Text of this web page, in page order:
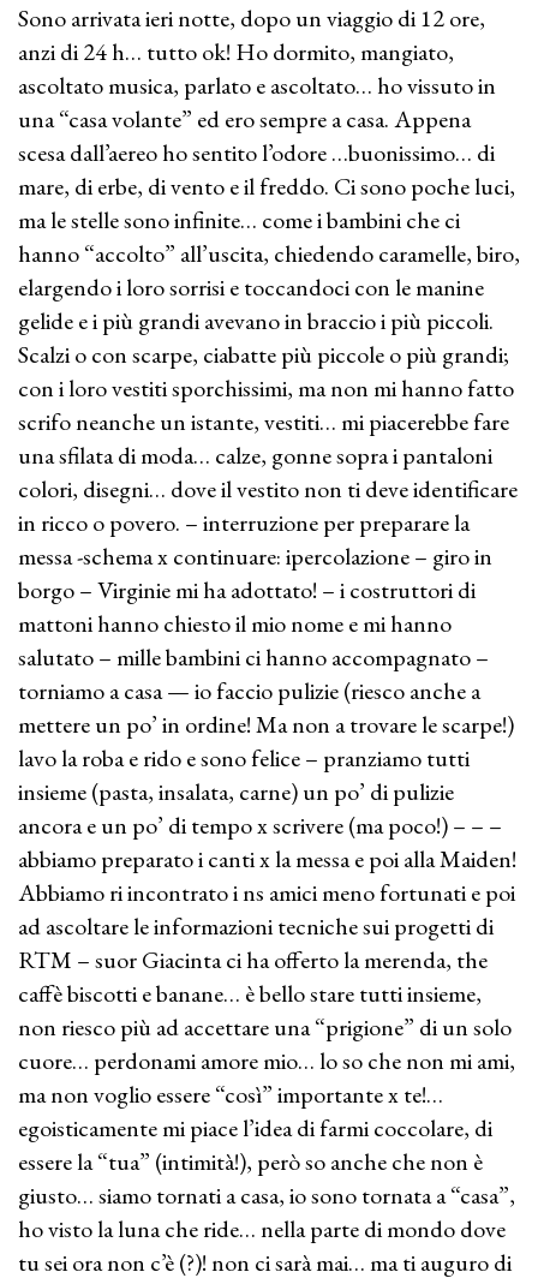
Sono arrivata ieri notte, dopo un viaggio di 12 ore,
anzi di 24 h… tutto ok! Ho dormito, mangiato,
ascoltato musica, parlato e ascoltato… ho vissuto in
una “casa volante” ed ero sempre a casa. Appena
scesa dall’aereo ho sentito l’odore …buonissimo… di
mare, di erbe, di vento e il freddo. Ci sono poche luci,
ma le stelle sono infinite… come i bambini che ci
hanno “accolto” all’uscita, chiedendo caramelle, biro,
elargendo i loro sorrisi e toccandoci con le manine
gelide e i più grandi avevano in braccio i più piccoli.
Scalzi o con scarpe, ciabatte più piccole o più grandi;
con i loro vestiti sporchissimi, ma non mi hanno fatto
scrifo neanche un istante, vestiti… mi piacerebbe fare
una sfilata di moda… calze, gonne sopra i pantaloni
colori, disegni… dove il vestito non ti deve identificare
in ricco o povero. – interruzione per preparare la
messa -schema x continuare: ipercolazione – giro in
borgo – Virginie mi ha adottato! – i costruttori di
mattoni hanno chiesto il mio nome e mi hanno
salutato – mille bambini ci hanno accompagnato –
torniamo a casa — io faccio pulizie (riesco anche a
mettere un po’ in ordine! Ma non a trovare le scarpe!)
lavo la roba e rido e sono felice – pranziamo tutti
insieme (pasta, insalata, carne) un po’ di pulizie
ancora e un po’ di tempo x scrivere (ma poco!) – – –
abbiamo preparato i canti x la messa e poi alla Maiden!
Abbiamo ri incontrato i ns amici meno fortunati e poi
ad ascoltare le informazioni tecniche sui progetti di
RTM – suor Giacinta ci ha offerto la merenda, the
caffè biscotti e banane… è bello stare tutti insieme,
non riesco più ad accettare una “prigione” di un solo
cuore… perdonami amore mio… lo so che non mi ami,
ma non voglio essere “così” importante x te!…
egoisticamente mi piace l’idea di farmi coccolare, di
essere la “tua” (intimità!), però so anche che non è
giusto… siamo tornati a casa, io sono tornata a “casa”,
ho visto la luna che ride… nella parte di mondo dove
tu sei ora non c’è (?)! non ci sarà mai… ma ti auguro di